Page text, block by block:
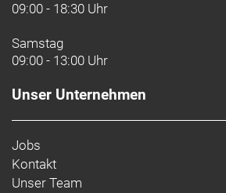
09:00 - 18:30 Uhr
Samstag
09:00 - 13:00 Uhr
Unser Unternehmen
Jobs
Kontakt
Unser Team